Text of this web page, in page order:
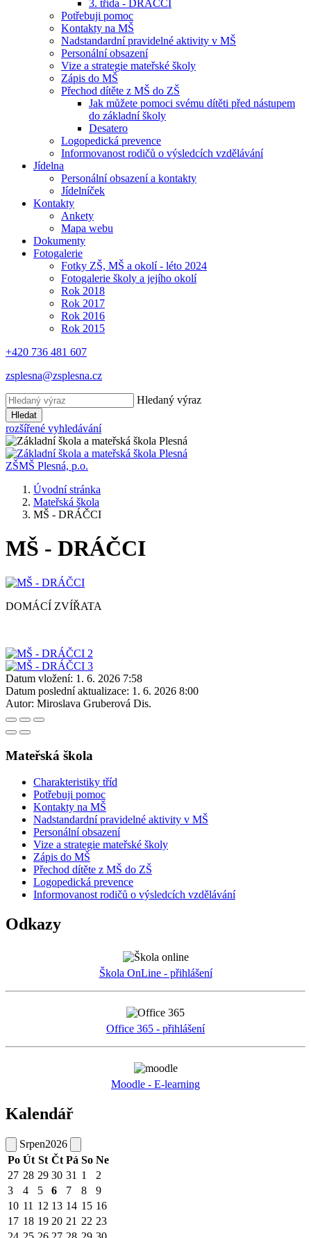
3. třída - DRÁČCI
Potřebuji pomoc
Kontakty na MŠ
Nadstandardní pravidelné aktivity v MŠ
Personální obsazení
Vize a strategie mateřské školy
Zápis do MŠ
Přechod dítěte z MŠ do ZŠ
Jak můžete pomoci svému dítěti před nástupem
do základní školy
Desatero
Logopedická prevence
Informovanost rodičů o výsledcích vzdělávání
Jídelna
Personální obsazení a kontakty
Jídelníček
Kontakty
Ankety
Mapa webu
Dokumenty
Fotogalerie
Fotky ZŠ, MŠ a okolí - léto 2024
Fotogalerie školy a jejího okolí
Rok 2018
Rok 2017
Rok 2016
Rok 2015
+420 736 481 607
zsplesna@zsplesna.cz
Hledaný výraz
Hledat
rozšířené vyhledávání
ZŠMŠ Plesná, p.o.
Úvodní stránka
Mateřská škola
MŠ - DRÁČCI
MŠ - DRÁČCI
DOMÁCÍ ZVÍŘATA
Datum vložení: 1. 6. 2026 7:58
Datum poslední aktualizace: 1. 6. 2026 8:00
Autor: Miroslava Gruberová Dis.
Mateřská škola
Charakteristiky tříd
Potřebuji pomoc
Kontakty na MŠ
Nadstandardní pravidelné aktivity v MŠ
Personální obsazení
Vize a strategie mateřské školy
Zápis do MŠ
Přechod dítěte z MŠ do ZŠ
Logopedická prevence
Informovanost rodičů o výsledcích vzdělávání
Odkazy
Škola OnLine - přihlášení
Office 365 - přihlášení
Moodle - E-learning
Kalendář
Srpen2026
Po Út St Čt Pá So Ne
27 28 29 30 31 1
2
3
4 5 6 7 8
9
10 11 12 13 14 15 16
17 18 19 20 21 22 23